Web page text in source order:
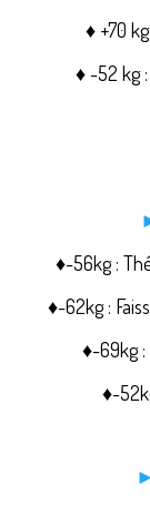
♦ +70
♦ -52 kg
♦-56kg :
♦-62kg :
♦-69kg :
♦-